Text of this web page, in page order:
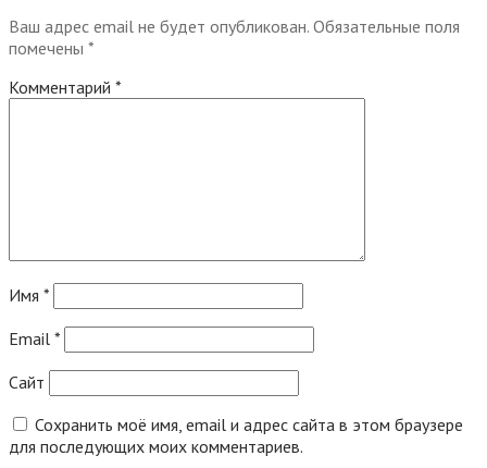
Ваш адрес email не будет опубликован. Обязательные поля
помечены *
Комментарий *
Имя *
Email *
Сайт
Сохранить моё имя, email и адрес сайта в этом браузере
для последующих моих комментариев.